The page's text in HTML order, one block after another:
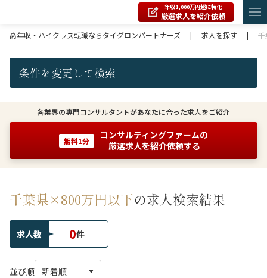
年収1,000万円超に特化
厳選求人を紹介依頼
高年収・ハイクラス転職ならタイグロンパートナーズ
| 求人を探す |
条件を変更して検索
各業界の専門コンサルタントがあなたに合った求人をご紹介
無料1分
コンサルティングファームの
厳選求人を紹介依頼する
千葉県×800万円以下の求人検索結果
求人数 0件
並び順